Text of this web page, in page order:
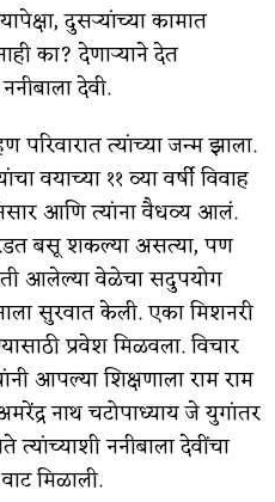
म्हणजे धोका टळला असे नाही!
घडलेल्या महत्त्वाच्या घटना
कुटुंब का गरजेचं?
दुसऱ्यांच्या कामात
का? देणाऱ्याने देत
देवी.
परिवारात त्यांच्या जन्म झाला.
वयाच्या ११ व्या वर्षी विवाह
आणि त्यांना वैधव्य आलं.
बसू शकल्या असत्या, पण
आलेल्या वेळेचा सदुपयोग
सुरवात केली. एका मिशनरी
प्रवेश मिळवला. विचार
आपल्या शिक्षणाला राम राम
नाथ चटोपाध्याय जे युगांतर
त्यांच्याशी ननीबाला देवींचा
मिळाली.